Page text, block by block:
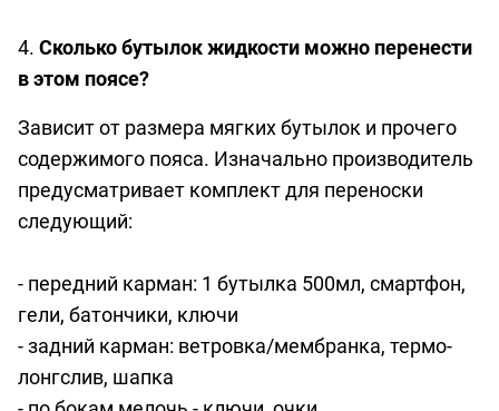
4. Сколько бутылок жидкости можно перенести
в этом поясе?
Зависит от размера мягких бутылок и прочего
содержимого пояса. Изначально производитель
предусматривает комплект для переноски
следующий:
- передний карман: 1 бутылка 500мл, смартфон,
гели, батончики, ключи
- задний карман: ветровка/мембранка, термо-
лонгслив, шапка